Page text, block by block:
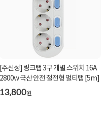
[주신성] 링크탭 3구 개별 스위치 16A
2800w 국산 안전 절전형 멀티탭 [5m]
13,800원